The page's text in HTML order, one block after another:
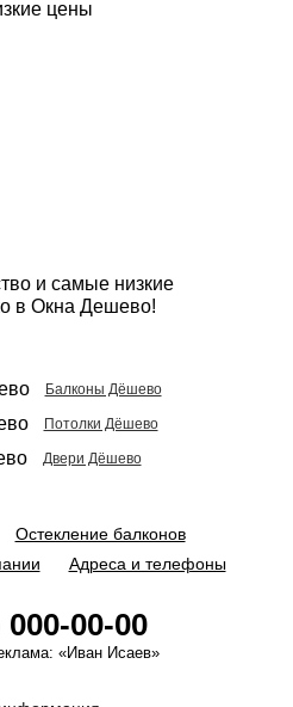
и самые низкие
в Окна Дешево!
Балконы Дёшево
Потолки Дёшево
Двери Дёшево
Остекление балконов
Адреса и телефоны
000-00-00
«Иван Исаев»